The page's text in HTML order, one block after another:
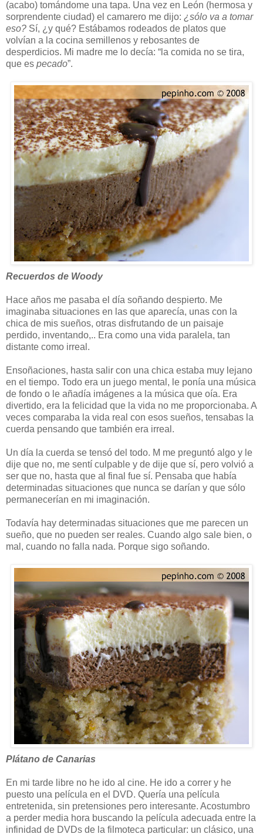
(acabo) tomándome una tapa. Una vez en León (hermosa y
sorprendente ciudad) el camarero me dijo: ¿sólo va a tomar
eso? Sí, ¿y qué? Estábamos rodeados de platos que
volvían a la cocina semillenos y rebosantes de
desperdicios. Mi madre me lo decía: “la comida no se tira,
que es pecado”.
Recuerdos de Woody
Hace años me pasaba el día soñando despierto. Me
imaginaba situaciones en las que aparecía, unas con la
chica de mis sueños, otras disfrutando de un paisaje
perdido, inventando,.. Era como una vida paralela, tan
distante como irreal.
Ensoñaciones, hasta salir con una chica estaba muy lejano
en el tiempo. Todo era un juego mental, le ponía una música
de fondo o le añadía imágenes a la música que oía. Era
divertido, era la felicidad que la vida no me proporcionaba. A
veces comparaba la vida real con esos sueños, tensabas la
cuerda pensando que también era irreal.
Un día la cuerda se tensó del todo. M me preguntó algo y le
dije que no, me sentí culpable y de dije que sí, pero volvió a
ser que no, hasta que al final fue sí. Pensaba que había
determinadas situaciones que nunca se darían y que sólo
permanecerían en mi imaginación.
Todavía hay determinadas situaciones que me parecen un
sueño, que no pueden ser reales. Cuando algo sale bien, o
mal, cuando no falla nada. Porque sigo soñando.
Plátano de Canarias
En mi tarde libre no he ido al cine. He ido a correr y he
puesto una película en el DVD. Quería una película
entretenida, sin pretensiones pero interesante. Acostumbro
a perder media hora buscando la película adecuada entre la
infinidad de DVDs de la filmoteca particular: un clásico, una